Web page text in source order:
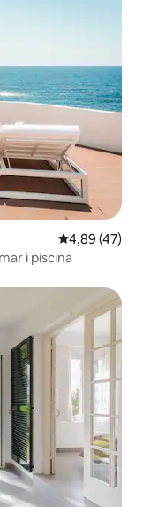
4,89 de
4,89 (47)
i piscina